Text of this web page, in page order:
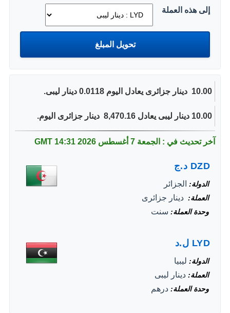
إلى هذه العملة
10.00 ‏ دينار جزائرى يعادل اليوم 0.0118 دينار ليبى.
10.00 دينار ليبى يعادل 8,470.16 ‏ دينار جزائرى اليوم.
آخر تحديث في : الجمعة 7 أغسطس 2026 14:31 GMT
DZD د.ج
الدولة الجزائر
العملة ‏ دينار جزائرى
وحدة العملة سنت
LYD ل.د
الدولة ليبيا
العملة دينار ليبى
وحدة العملة درهم